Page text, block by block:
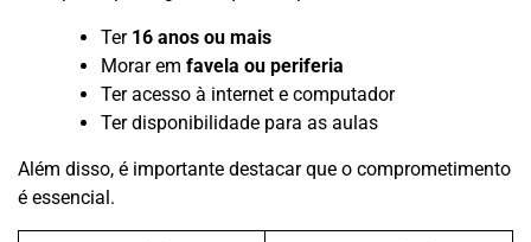
Ter 16 anos ou mais
Morar em favela ou periferia
Ter acesso à internet e computador
Ter disponibilidade para as aulas
Além disso, é importante destacar que o comprometimento
é essencial.